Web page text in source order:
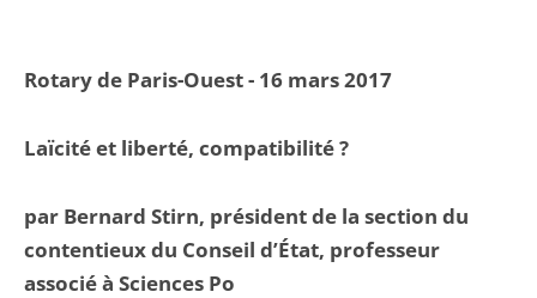
Rotary de Paris-Ouest- 16 mars 2017
Laïcité et liberté, compatibilité ?
par Bernard Stirn, président de la section du
contentieux du Conseil d’État, professeur
associé à Sciences Po